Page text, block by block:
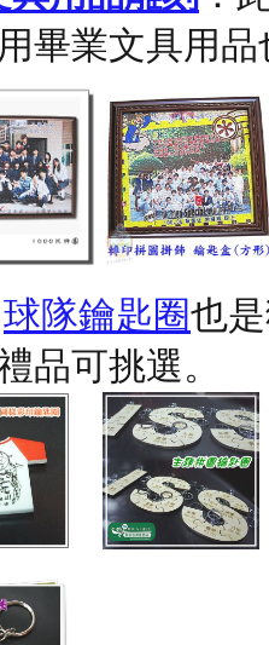
畢業文具用
球隊鑰匙圈也
品可挑選。